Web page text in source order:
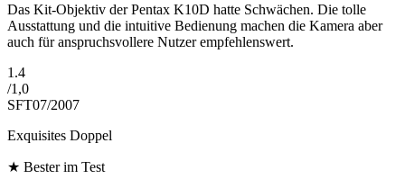
Das Kit-Objektiv der Pentax K10D hatte Schwächen. Die tolle
Ausstattung und die intuitive Bedienung machen die Kamera aber
auch für anspruchsvollere Nutzer empfehlenswert.
1.4
/1,0
SFT07/2007
Exquisites Doppel
★ Bester im Test